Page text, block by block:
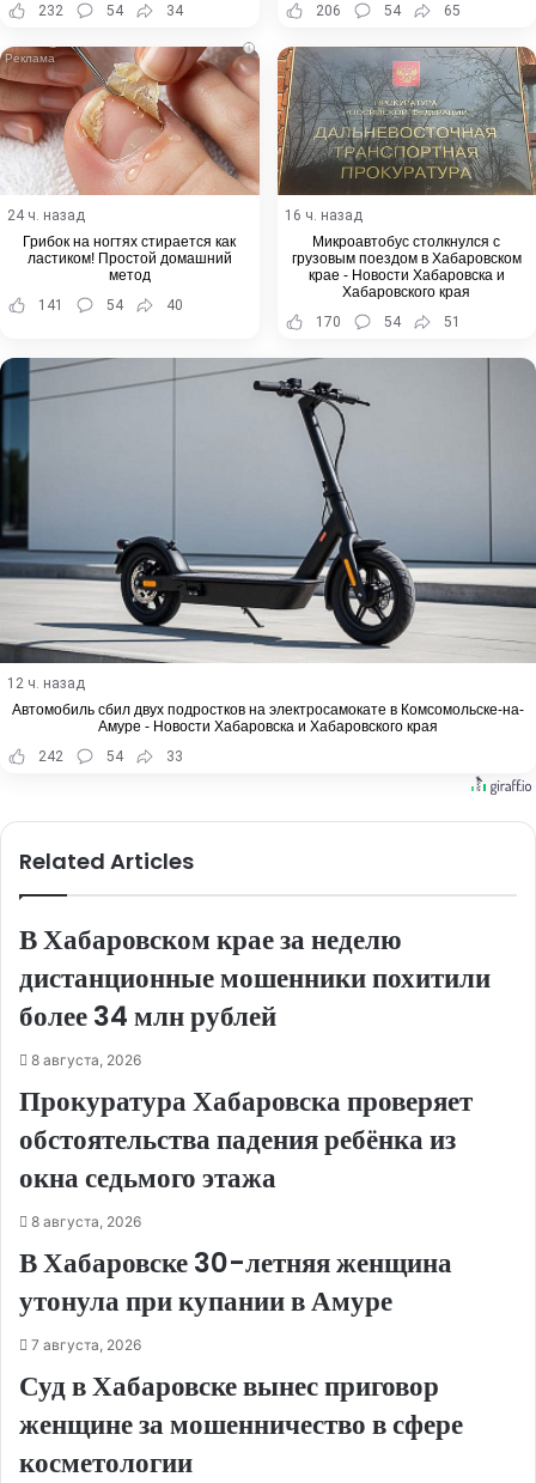
232 54 34 206 54 65
i
24 ч. назад
Грибок на ногтях стирается как
ластиком! Простой домашний
метод
141
54 40
16 ч. назад
Микроавтобус столкнулся с
грузовым поездом в Хабаровском
крае - Новости Хабаровска и
Хабаровского края
170
54 51
12 ч. назад
Автомобиль сбил двух подростков на электросамокате в Комсомольске-на-
Амуре - Новости Хабаровска и Хабаровского края
242
54 33
Related Articles
В Хабаровском крае за неделю
дистанционные мошенники похитили
более 34 млн рублей
8 августа, 2026
Прокуратура Хабаровска проверяет
обстоятельства падения ребёнка из
окна седьмого этажа
8 августа, 2026
В Хабаровске 30-летняя женщина
утонула при купании в Амуре
7 августа, 2026
Суд в Хабаровске вынес приговор
женщине за мошенничество в сфере
косметологии